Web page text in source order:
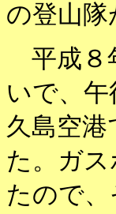
の登山隊
平成８
いで、
久島空
た。ガ
たので